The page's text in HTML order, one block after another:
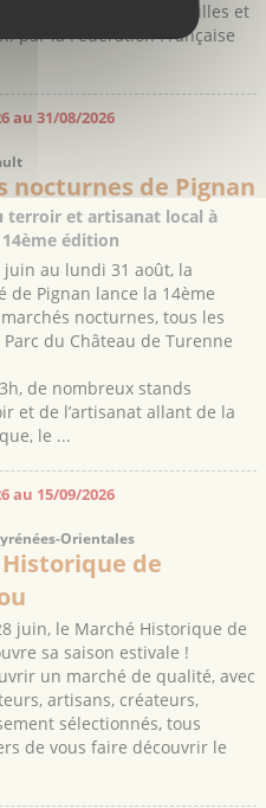
dans la plupart des villes et
par la Fédération Française
au 31/08/2026
nocturnes de Pignan
terroir et artisanat local à
édition
au lundi 31 août, la
de Pignan lance la 14ème
nocturnes, tous les
du Château de Turenne
de nombreux stands
et de l’artisanat allant de la
le ...
au 15/09/2026
Orientales
de
juin, le Marché Historique de
sa saison estivale !
un marché de qualité, avec
artisans, créateurs,
sélectionnés, tous
de vous faire découvrir le